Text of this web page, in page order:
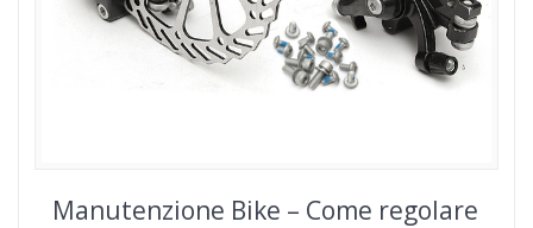
Manutenzione Bike – Come regolare